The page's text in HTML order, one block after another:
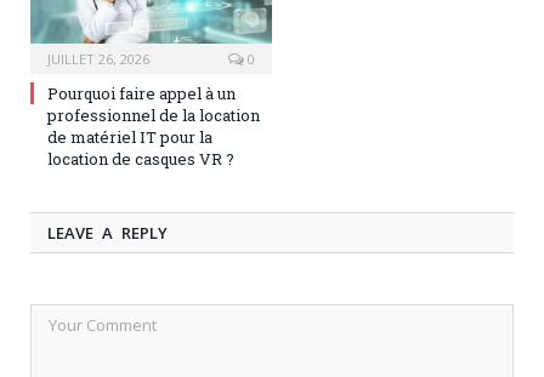
JUILLET 26, 2026 0
Pourquoi faire appel à un
professionnel de la location
de matériel IT pour la
location de casques VR ?
LEAVE A REPLY